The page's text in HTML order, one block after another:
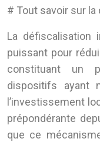
# Tout savoir sur la
La défiscalisation
puissant pour
constituant un
dispositifs ayant
l’investissement
prépondérante
que ce